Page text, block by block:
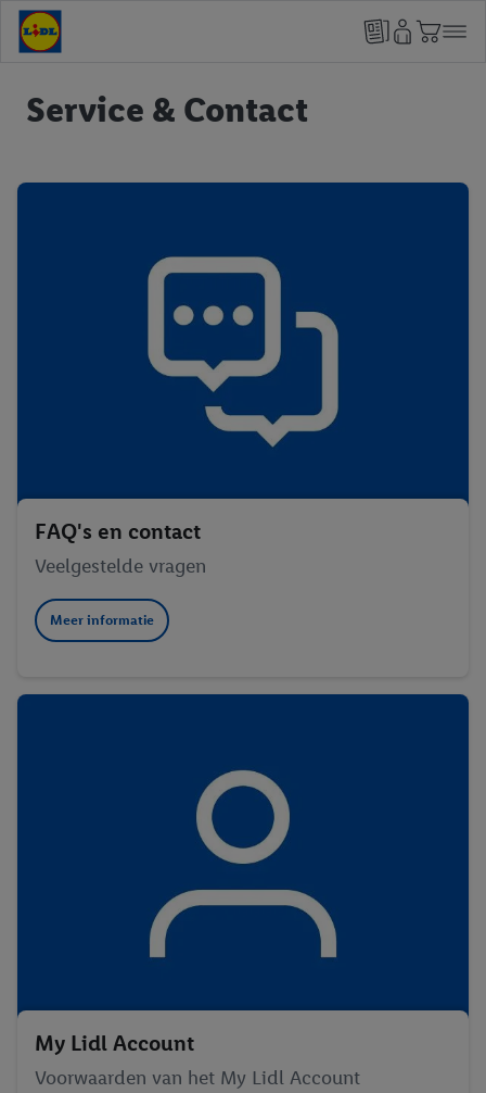
Service & Contact
FAQ's en contact
Veelgestelde vragen
Meer informatie
My Lidl Account
Voorwaarden van het My Lidl Account